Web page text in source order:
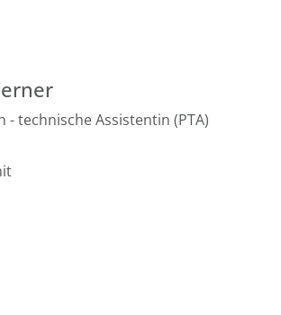
- technische Assistentin (PTA)